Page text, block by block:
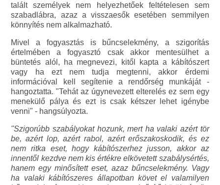
talált személyek nem helyezhetőek feltételesen sem
szabadlábra, azaz a visszaesők esetében semmilyen
könnyítés nem alkalmazható.
Mivel a fogyasztás is bűncselekmény, a szigorítás
értelmében a fogyasztó csak akkor mentesülhet a
büntetés alól, ha megnevezi, kitől kapta a kábítószert
vagy ha ezt nem tudja megtenni, akkor érdemi
információval kell segítenie a rendőrség munkáját -
hangoztatta. "Tehát az úgynevezett elterelés ez sem egy
menekülő pálya és ezt is csak kétszer lehet igénybe
venni" - hangsúlyozta.
"Szigorúbb szabályokat hozunk, mert ha valaki azért tör
be, azért lop, azért rabol, azért erőszakoskodik, és ez
nem ritka eset, hogy kábítószerhez jusson, akkor az
innentől kezdve nem kis értékre elkövetett szabálysértés,
hanem egy minősített eset, azaz bűncselekmény. Vagy
ha valaki kábítószeres állapotban követ el valamilyen